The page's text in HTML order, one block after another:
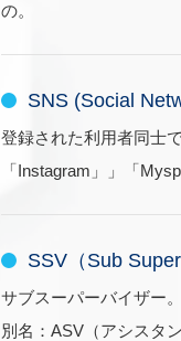
の。
SNS (Social
登録された利用者同士
「Instagram」」「
SSV（Sub
サブスーパーバイザー。
別名：ASV（アシスタ